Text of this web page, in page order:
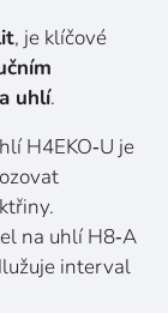
, je klíčové
uhlí.
H4EKO‑U je
na uhlí H8‑A
interval